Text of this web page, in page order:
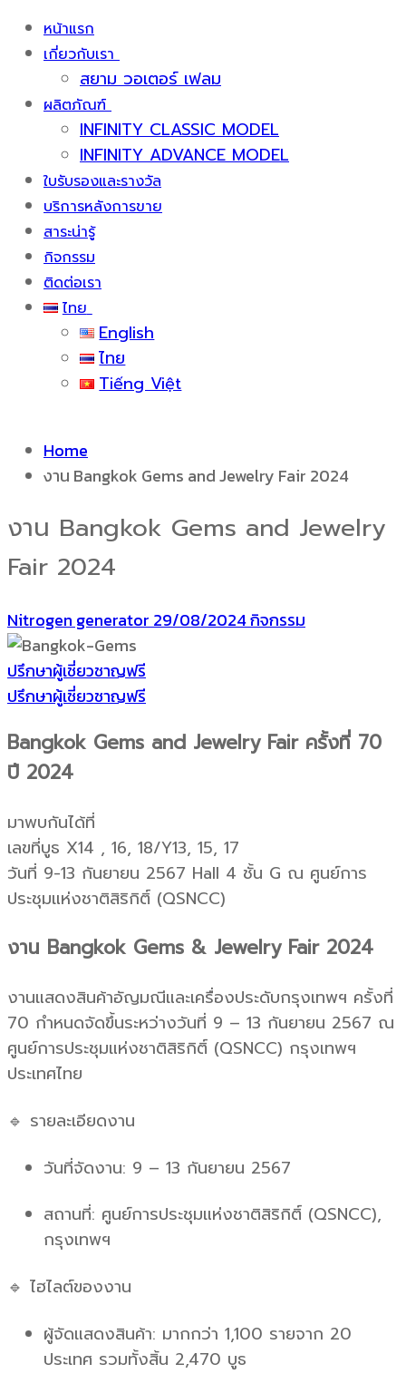
หน้าแรก
เกี่ยวกับเรา
สยาม วอเตอร์ เฟลม
ผลิตภัณฑ์
INFINITY CLASSIC MODEL
INFINITY ADVANCE MODEL
ใบรับรองและรางวัล
บริการหลังการขาย
สาระน่ารู้
กิจกรรม
ติดต่อเรา
ไทย
English
ไทย
Tiếng Việt
Home
งาน Bangkok Gems and Jewelry Fair 2024
งาน Bangkok Gems and Jewelry
Fair 2024
Nitrogen generator 29/08/2024กิจกรรม
ปรึกษาผู้เชี่ยวชาญฟรี
ปรึกษาผู้เชี่ยวชาญฟรี
Bangkok Gems and Jewelry Fair ครั้งที่ 70
ปี 2024
มาพบกันได้ที่
เลขที่บูธ X14 , 16, 18/Y13, 15, 17
วันที่ 9-13 กันยายน 2567 Hall 4 ชั้น G ณ ศูนย์การ
ประชุมแห่งชาติสิริกิติ์ (QSNCC)
งาน Bangkok Gems & Jewelry Fair 2024
งานแสดงสินค้าอัญมณีและเครื่องประดับกรุงเทพฯ ครั้งที่
70 กำหนดจัดขึ้นระหว่างวันที่ 9 – 13 กันยายน 2567 ณ
ศูนย์การประชุมแห่งชาติสิริกิติ์ (QSNCC) กรุงเทพฯ
ประเทศไทย
🔹 รายละเอียดงาน
วันที่จัดงาน: 9 – 13 กันยายน 2567
สถานที่: ศูนย์การประชุมแห่งชาติสิริกิติ์ (QSNCC),
กรุงเทพฯ
🔹 ไฮไลต์ของงาน
ผู้จัดแสดงสินค้า: มากกว่า 1,100 รายจาก 20
ประเทศ รวมทั้งสิ้น 2,470 บูธ